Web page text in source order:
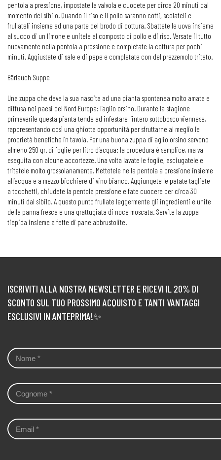
pentola a pressione, impostate la valvola e cuocete per circa 20 minuti dal
momento del sibilo. Quando il riso e il pollo saranno cotti, scolateli e
frullateli insieme ad una parte del brodo di cottura. Sbattete le uova insieme
al succo di un limone e unitele al composto di pollo e di riso. Versate il tutto
nuovamente nella pentola a pressione e completate la cottura per pochi
minuti. Aggiustate di sale e di pepe e completate con del prezzemolo tritato.
Bärlauch Suppe
Una zuppa che deve la sua nascita ad una pianta spontanea molto amata e
diffusa nei paesi del Nord Europa: l’aglio orsino. Durante la stagione
primaverile questa pianta tende ad infestare l’intero sottobosco viennese,
rappresentando così una ghiotta opportunità per sfruttarne al meglio le
proprietà benefiche in tavola. Per una buona zuppa di aglio orsino servono
almeno 250 gr. di foglie per litro d’acqua: la procedura è semplice, ma va
eseguita con alcune accortezze. Una volta lavate le foglie, asciugatele e
tritatele molto grossolanamente. Mettetele nella pentola a pressione insieme
all’acqua e a mezzo bicchiere di vino bianco. Aggiungete le patate tagliate
a tocchetti, chiudete la pentola pressione e fate cuocere per circa 30
minuti dal sibilo. A questo punto frullate leggermente gli ingredienti e unite
della panna fresca e una grattugiata di noce moscata. Servite la zuppa
tiepida insieme a fette di pane abbrustolite.
ISCRIVITI ALLA NOSTRA NEWSLETTER E RICEVI IL 20% DI
SCONTO SUL TUO PROSSIMO ACQUISTO E TANTI VANTAGGI
ESCLUSIVI IN ANTEPRIMA!✨